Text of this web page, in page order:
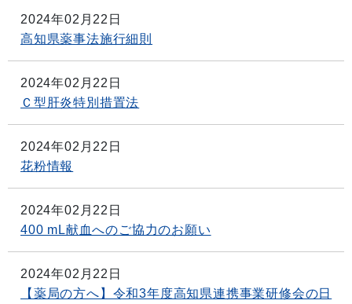
2024年02月22日
高知県薬事法施行細則
2024年02月22日
Ｃ型肝炎特別措置法
2024年02月22日
花粉情報
2024年02月22日
400 mL献血へのご協力のお願い
2024年02月22日
【薬局の方へ】令和3年度高知県連携事業研修会の日